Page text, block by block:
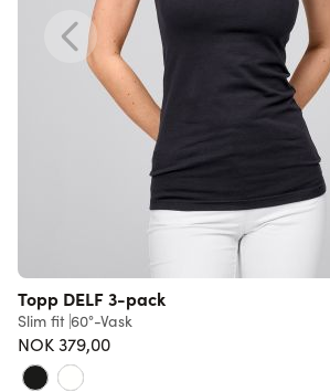
Topp DELF 3-pack
Slim fit 60°-Vask
NOK 379,00